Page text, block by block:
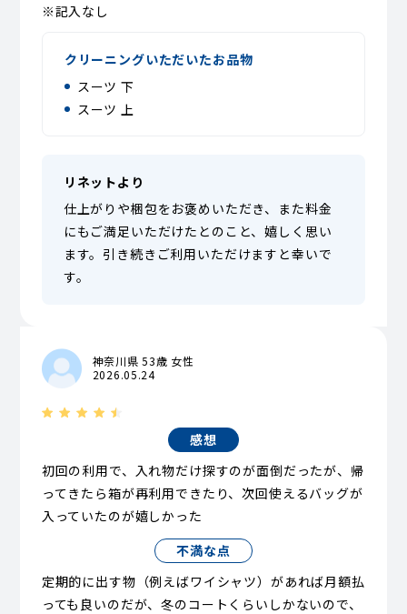
※記入なし
クリーニングいただいたお品物
スーツ 下
スーツ 上
リネットより
仕上がりや梱包をお褒めいただき、また料金
にもご満足いただけたとのこと、嬉しく思い
ます。引き続きご利用いただけますと幸いで
す。
神奈川県 53歳 女性
2026.05.24
感想
初回の利用で、入れ物だけ探すのが面倒だったが、帰
ってきたら箱が再利用できたり、次回使えるバッグが
入っていたのが嬉しかった
不満な点
定期的に出す物（例えばワイシャツ）があれば月額払
っても良いのだが、冬のコートくらいしかないので、